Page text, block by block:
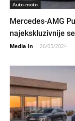
Auto-moto
Mercedes-AMG
najekskluzivnije
Media In - 26/05/2024